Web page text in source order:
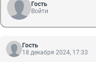
Гость
Войти
Гость
18 декабря 2024, 17:33